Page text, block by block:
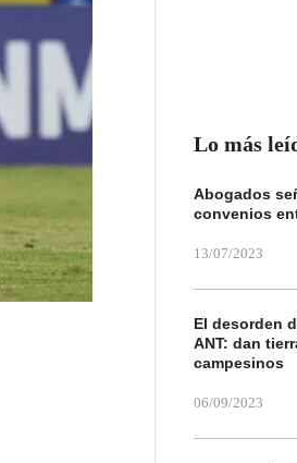
Lo más
Abogados
convenios
13/07/2023
El desorden
ANT: dan
campesinos
06/09/2023